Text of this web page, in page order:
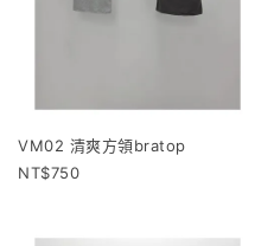
VM02 清爽方領bratop
750